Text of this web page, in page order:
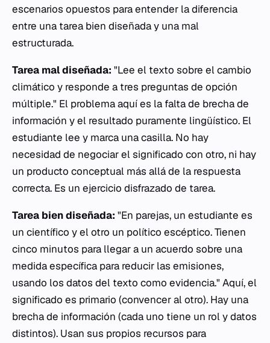
escenarios opuestos para entender la diferencia
entre una tarea bien diseñada y una mal
estructurada.
Tarea mal diseñada: "Lee el texto sobre el cambio
climático y responde a tres preguntas de opción
múltiple." El problema aquí es la falta de brecha de
información y el resultado puramente lingüístico. El
estudiante lee y marca una casilla. No hay
necesidad de negociar el significado con otro, ni hay
un producto conceptual más allá de la respuesta
correcta. Es un ejercicio disfrazado de tarea.
Tarea bien diseñada: "En parejas, un estudiante es
un científico y el otro un político escéptico. Tienen
cinco minutos para llegar a un acuerdo sobre una
medida específica para reducir las emisiones,
usando los datos del texto como evidencia." Aquí, el
significado es primario (convencer al otro). Hay una
brecha de información (cada uno tiene un rol y datos
distintos). Usan sus propios recursos para